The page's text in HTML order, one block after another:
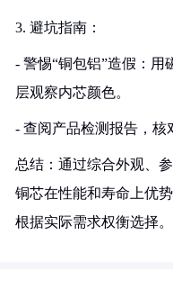
3. 避坑指南：
- 警惕“铜包铝”造假：用
层观察内芯颜色。
- 查阅产品检测报告，核
总结：通过综合外观、
铜芯在性能和寿命上优
根据实际需求权衡选择。